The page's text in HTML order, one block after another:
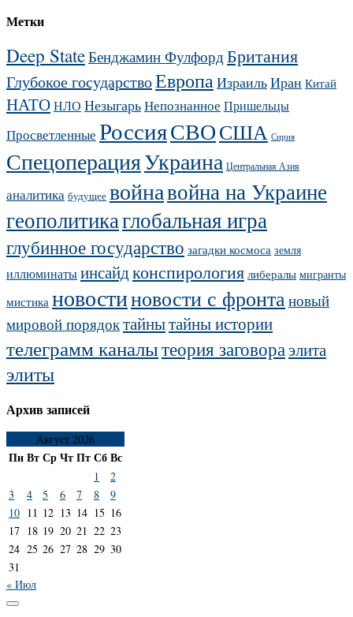
Метки
Deep StateБенджамин ФулфордБритания
Глубокое государствоЕвропаИзраильИран Китай
НАТОНЛО НезыгарьНепознанное Пришельцы
Просветленные РоссияСВОСША Сирия
СпецоперацияУкраина Центральная Азия
аналитика будущее войнавойна на Украине
геополитикаглобальная игра
глубинное государство загадки космоса земля
иллюминатыинсайдконспирология либералы мигранты
мистика новостиновости с фронтановый
мировой порядоктайнытайны истории
телеграмм каналытеория заговораэлита
элиты
Архив записей
Август 2026
ПнВтСрЧтПтСбВс
1
2
3
4 5 6 7 8
9
10 11 12 13 14 15 16
17 18 19 20 21 22 23
24 25 26 27 28 29 30
31
« Июл